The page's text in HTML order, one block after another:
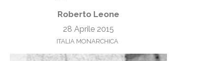
Roberto Leone
28 Aprile 2015
ITALIA MONARCHICA